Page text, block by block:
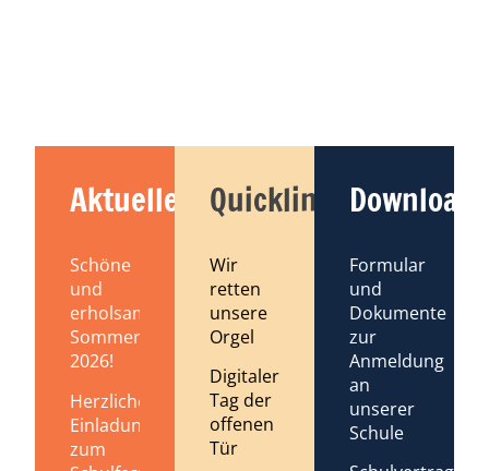
Aktuelles
Schöne
und
erholsame
Sommerferien
2026!
Herzliche
Einladung
zum
Quicklinks
Wir
retten
unsere
Orgel
Digitaler
Tag der
offenen
Tür
Downloads
Formular
und
Dokumente
zur
Anmeldung
an
unserer
Schule